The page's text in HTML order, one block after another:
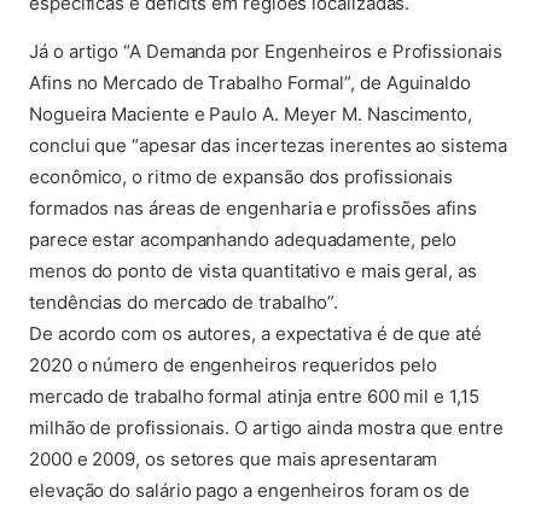
Já o artigo “A Demanda por Engenheiros e Profissionais
Afins no Mercado de Trabalho Formal”, de Aguinaldo
Nogueira Maciente e Paulo A. Meyer M. Nascimento,
conclui que “apesar das incertezas inerentes ao sistema
econômico, o ritmo de expansão dos profissionais
formados nas áreas de engenharia e profissões afins
parece estar acompanhando adequadamente, pelo
menos do ponto de vista quantitativo e mais geral, as
tendências do mercado de trabalho”.
De acordo com os autores, a expectativa é de que até
2020 o número de engenheiros requeridos pelo
mercado de trabalho formal atinja entre 600 mil e 1,15
milhão de profissionais. O artigo ainda mostra que entre
2000 e 2009, os setores que mais apresentaram
elevação do salário pago a engenheiros foram os de